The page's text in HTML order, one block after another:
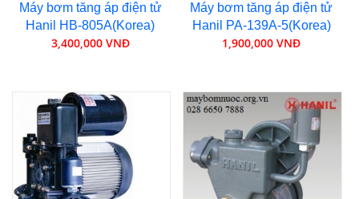
Máy bơm tăng áp điện tử
Hanil HB-805A(Korea)
3,400,000 VNĐ
Máy bơm tăng áp điện tử
Hanil PA-139A-5(Korea)
1,900,000 VNĐ